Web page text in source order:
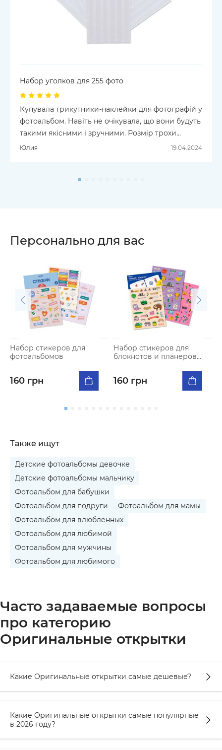
Набор уголков для 255 фото
Купувала трикутники-наклейки для фотографій у
фотоальбом. Навіть не очікувала, що вони будуть
такими якісними і зручними. Розмір трохи
замалий, але в цілому, фотографії тримаються
Юлия 19.04.2024
Персонально для вас
Набор стикеров для
фотоальбомов
160 грн
Набор стикеров для
блокнотов и планеров
160 грн
Также ищут
Детские фотоальбомы девочке
Детские фотоальбомы мальчику
Фотоальбом для бабушки
Фотоальбом для подруги
Фотоальбом для мамы
Фотоальбом для влюбленных
Фотоальбом для любимой
Фотоальбом для мужчины
Фотоальбом для любимого
Часто задаваемые вопросы
про категорию
Оригинальные открытки
Какие Оригинальные открытки самые дешевые?
Какие Оригинальные открытки самые популярные
в 2026 году?